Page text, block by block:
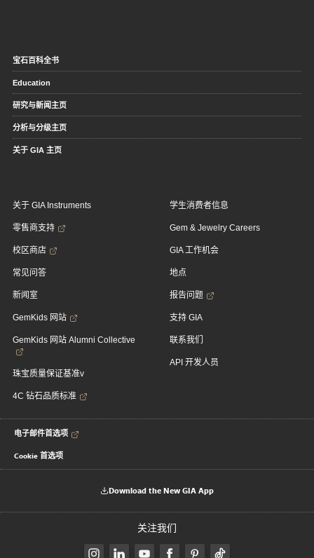
宝石百科全书
Education
研究与新闻主页
分析与分级主页
关于 GIA 主页
关于 GIA Instruments
零售商支持
校区商店
常见问答
新闻室
GemKids 网站
GemKids 网站 Alumni Collective
珠宝质量保证基准v
4C 钻石品质标准
学生消费者信息
Gem & Jewelry Careers
GIA 工作机会
地点
报告问题
支持 GIA
联系我们
API 开发人员
电子邮件首选项
Cookie 首选项
Download the New GIA App
关注我们